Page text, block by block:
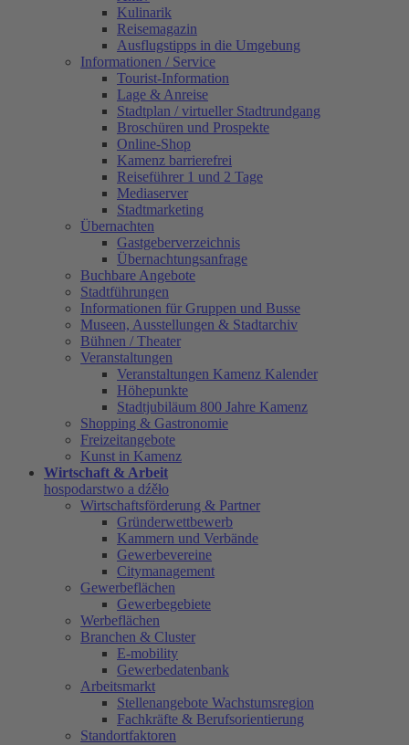
Kulinarik
Reisemagazin
Ausflugstipps in die Umgebung
Informationen / Service
Tourist-Information
Lage & Anreise
Stadtplan / virtueller Stadtrundgang
Broschüren und Prospekte
Online-Shop
Kamenz barrierefrei
Reiseführer 1 und 2 Tage
Mediaserver
Stadtmarketing
Übernachten
Gastgeberverzeichnis
Übernachtungsanfrage
Buchbare Angebote
Stadtführungen
Informationen für Gruppen und Busse
Museen, Ausstellungen & Stadtarchiv
Bühnen / Theater
Veranstaltungen
Veranstaltungen Kamenz Kalender
Höhepunkte
Stadtjubiläum 800 Jahre Kamenz
Shopping & Gastronomie
Freizeitangebote
Kunst in Kamenz
Wirtschaft & Arbeit
hospodarstwo a dźěło
Wirtschaftsförderung & Partner
Gründerwettbewerb
Kammern und Verbände
Gewerbevereine
Citymanagement
Gewerbeflächen
Gewerbegebiete
Werbeflächen
Branchen & Cluster
E-mobility
Gewerbedatenbank
Arbeitsmarkt
Stellenangebote Wachstumsregion
Fachkräfte & Berufsorientierung
Standortfaktoren